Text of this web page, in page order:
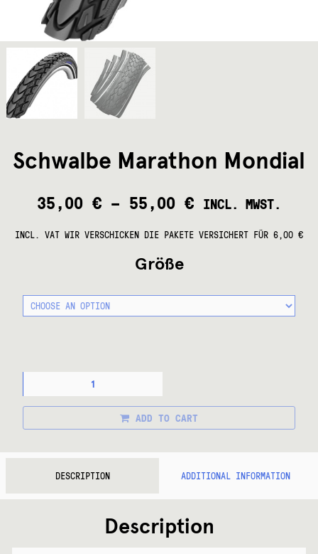
Schwalbe Marathon Mondial
35,00 € – 55,00 € INCL. MWST.
INCL. VAT WIR VERSCHICKEN DIE PAKETE VERSICHERT FÜR 6,00 €
Größe
QUANTITY
ADD TO CART
DESCRIPTION ADDITIONAL INFORMATION
Description